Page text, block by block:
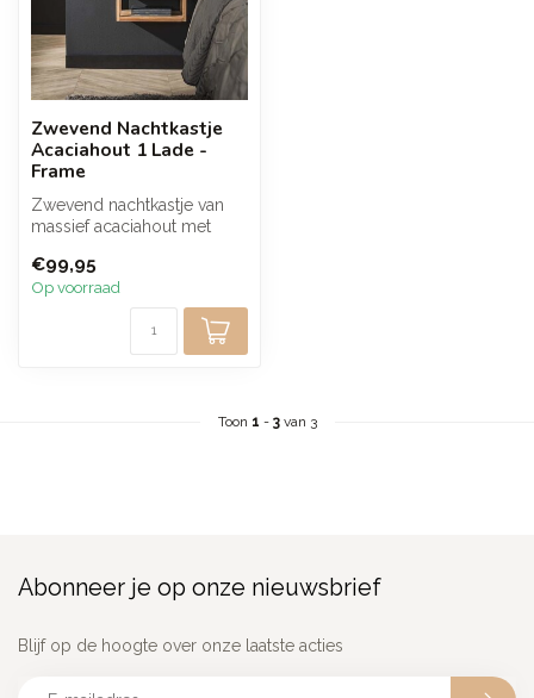
Zwevend Nachtkastje
Acaciahout 1 Lade -
Frame
Zwevend nachtkastje van
massief acaciahout met
vak. De w...
€99,95
Op voorraad
Toon 1 - 3van 3
Abonneer je op onze nieuwsbrief
Blijf op de hoogte over onze laatste acties